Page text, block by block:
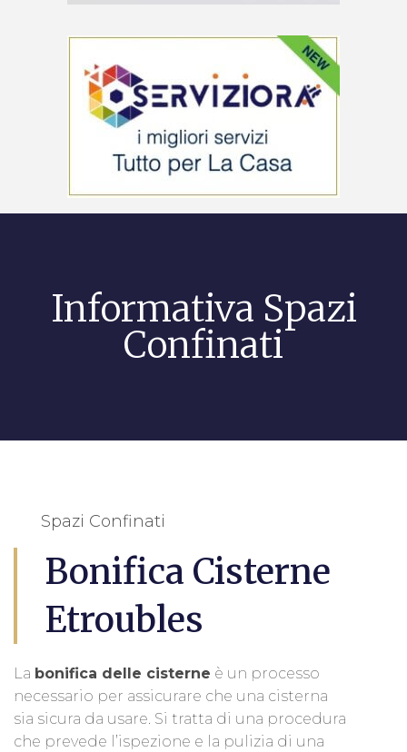
Informativa Spazi
Confinati
Spazi Confinati
Bonifica Cisterne
Etroubles
La bonifica delle cisterne è un processo
necessario per assicurare che una cisterna
sia sicura da usare. Si tratta di una procedura
che prevede l’ispezione e la pulizia di una